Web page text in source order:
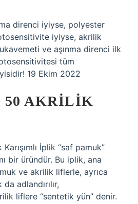
direnci iyiyse, polyester
iyiyse, akrilik
ve aşınma direnci ilk
tüm
19 Ekim 2022
50 AKRILIK
İplik “saf pamuk”
bir üründür. Bu iplik, ana
ve akrilik liflerle, ayrıca
adlandırılır,
liflere “sentetik yün” denir.